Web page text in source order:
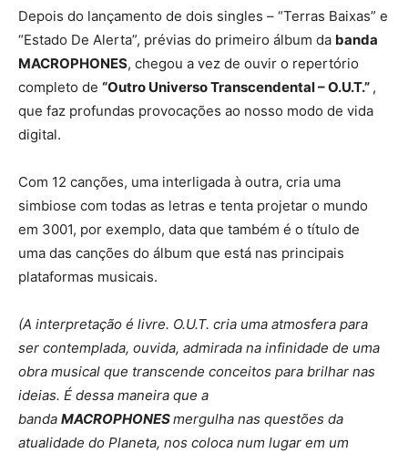
Depois do lançamento de dois singles – “Terras Baixas” e
“Estado De Alerta”, prévias do primeiro álbum da banda
MACROPHONES, chegou a vez de ouvir o repertório
completo de “Outro Universo Transcendental – O.U.T.” ,
que faz profundas provocações ao nosso modo de vida
digital.
Com 12 canções, uma interligada à outra, cria uma
simbiose com todas as letras e tenta projetar o mundo
em 3001, por exemplo, data que também é o título de
uma das canções do álbum que está nas principais
plataformas musicais.
(A interpretação é livre. O.U.T. cria uma atmosfera para
ser contemplada, ouvida, admirada na infinidade de uma
obra musical que transcende conceitos para brilhar nas
ideias. É dessa maneira que a
banda MACROPHONESmergulha nas questões da
atualidade do Planeta, nos coloca num lugar em um